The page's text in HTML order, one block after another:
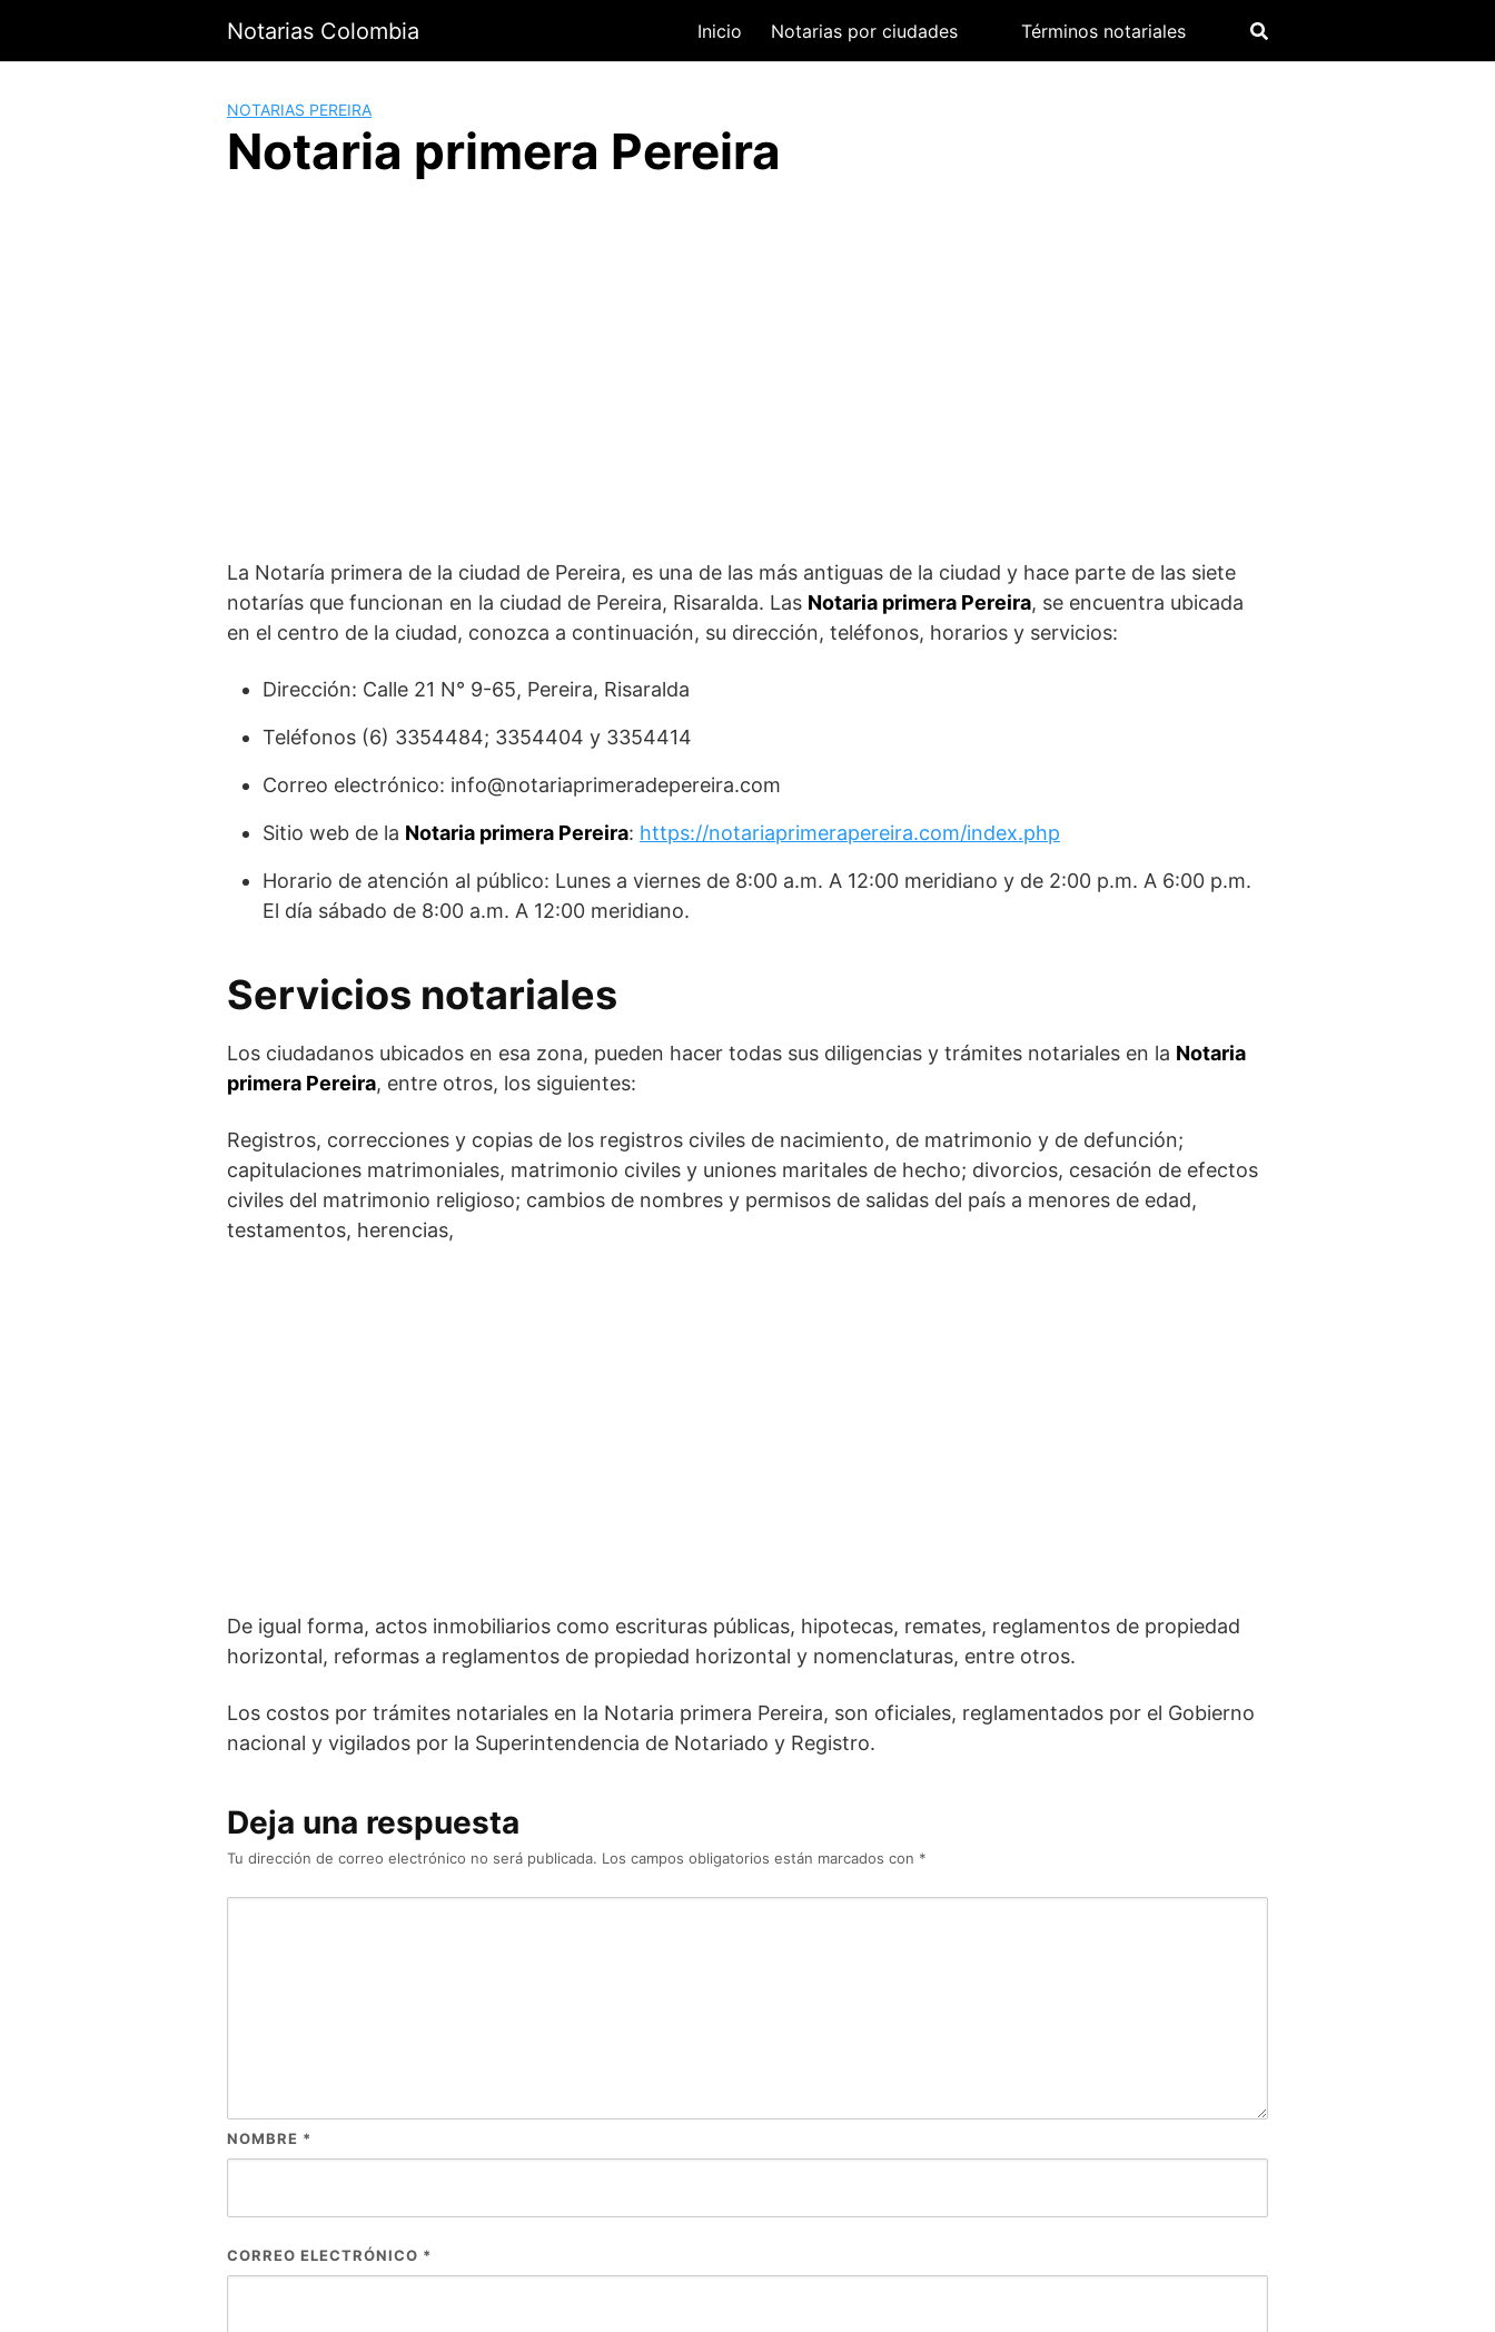
contenido
Notarias Colombia Inicio Notarias por ciudades Términos notariales
NOTARIAS PEREIRA
Notaria primera Pereira
La Notaría primera de la ciudad de Pereira, es una de las más antiguas de la ciudad y hace parte de las siete
notarías que funcionan en la ciudad de Pereira, Risaralda. Las Notaria primera Pereira, se encuentra ubicada
en el centro de la ciudad, conozca a continuación, su dirección, teléfonos, horarios y servicios:
Dirección: Calle 21 N° 9-65, Pereira, Risaralda
Teléfonos (6) 3354484; 3354404 y 3354414
Correo electrónico: info@notariaprimeradepereira.com
Sitio web de la Notaria primera Pereira: https://notariaprimerapereira.com/index.php
Horario de atención al público: Lunes a viernes de 8:00 a.m. A 12:00 meridiano y de 2:00 p.m. A 6:00 p.m.
El día sábado de 8:00 a.m. A 12:00 meridiano.
Servicios notariales
Los ciudadanos ubicados en esa zona, pueden hacer todas sus diligencias y trámites notariales en la Notaria
primera Pereira, entre otros, los siguientes:
Registros, correcciones y copias de los registros civiles de nacimiento, de matrimonio y de defunción;
capitulaciones matrimoniales, matrimonio civiles y uniones maritales de hecho; divorcios, cesación de efectos
civiles del matrimonio religioso; cambios de nombres y permisos de salidas del país a menores de edad,
testamentos, herencias,
De igual forma, actos inmobiliarios como escrituras públicas, hipotecas, remates, reglamentos de propiedad
horizontal, reformas a reglamentos de propiedad horizontal y nomenclaturas, entre otros.
Los costos por trámites notariales en la Notaria primera Pereira, son oficiales, reglamentados por el Gobierno
nacional y vigilados por la Superintendencia de Notariado y Registro.
Deja una respuesta
Tu dirección de correo electrónico no será publicada. Los campos obligatorios están marcados con *
NOMBRE *
CORREO ELECTRÓNICO *